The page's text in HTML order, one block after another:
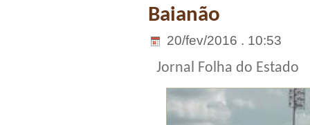
Baianão
20/fev/2016 . 10:53
Jornal Folha do Estado